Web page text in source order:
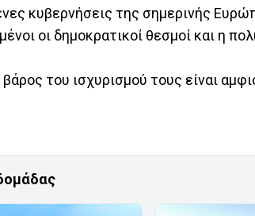
κυβερνήσεις της σημερινής
οι δημοκρατικοί θεσμοί και η
βάρος του ισχυρισμού τους είναι